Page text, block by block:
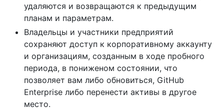
удаляются и возвращаются к предыдущим
планам и параметрам.
Владельцы и участники предприятий
сохраняют доступ к корпоративному аккаунту
и организациям, созданным в ходе пробного
периода, в пониженом состоянии, что
позволяет вам либо обновиться, GitHub
Enterprise либо перенести активы в другое
место.